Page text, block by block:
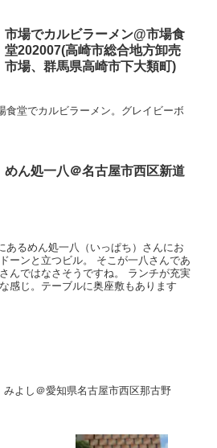
市場でカルビラーメン@市場食
堂202007(高崎市総合地方卸売
市場、群馬県高崎市下大類町)
食堂でカルビラーメン。グレイビーボ
めん処一八＠名古屋市西区新道
あるめん処一八（いっぱち）さんにお
ーンと立つビル。 そこが一八さんであ
んではなさそうですね。 ランチが充実
感じ。テーブルに奥座敷もあります
みよし＠愛知県名古屋市西区那古野